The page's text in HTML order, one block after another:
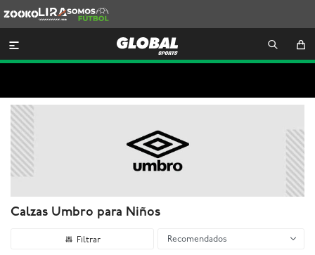
Lira
Somos
Futbol

Calzas Umbro para Niños
Recomendados